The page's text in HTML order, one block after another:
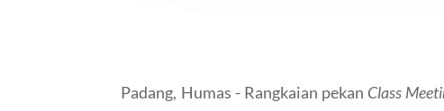
Padang, Humas - Rangkaian pekan Class